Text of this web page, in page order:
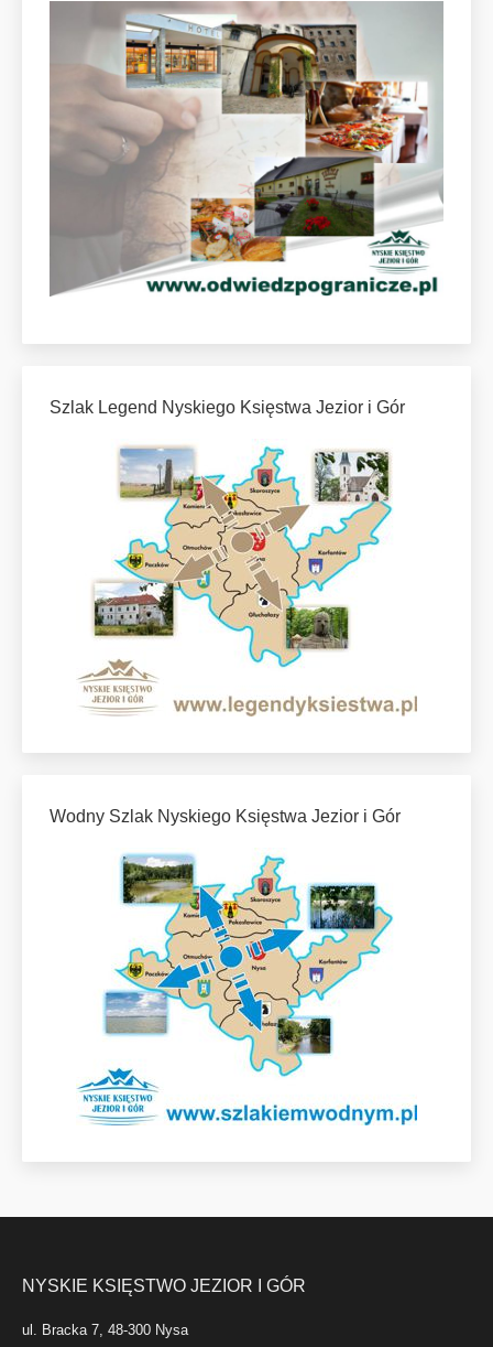
Szlak Legend Nyskiego Księstwa Jezior i Gór
Wodny Szlak Nyskiego Księstwa Jezior i Gór
NYSKIE KSIĘSTWO JEZIOR I GÓR
ul. Bracka 7, 48-300 Nysa